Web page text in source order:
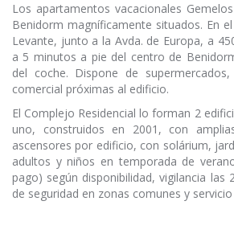
Los apartamentos vacacionales
Benidorm magníficamente situados. En
Levante, junto a la Avda. de Europa, a
a 5 minutos a pie del centro de
del coche. Dispone de
comercial próximas al edificio.
El Complejo Residencial lo forman 2
uno, construidos en 2001, con
ascensores por edificio, con solárium,
adultos y niños en temporada de
pago) según disponibilidad, vigilancia las
de seguridad en zonas comunes y